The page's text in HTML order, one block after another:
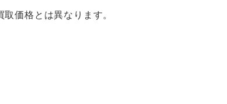
価格とは異なります。